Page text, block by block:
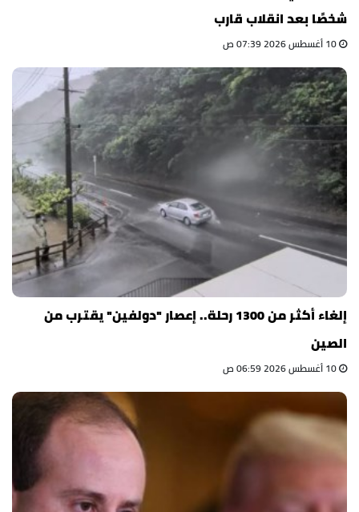
شخصًا بعد انقلاب قارب
إلغاء أكثر من 1300 رحلة.. إعصار "دولفين" يقترب من
الصين